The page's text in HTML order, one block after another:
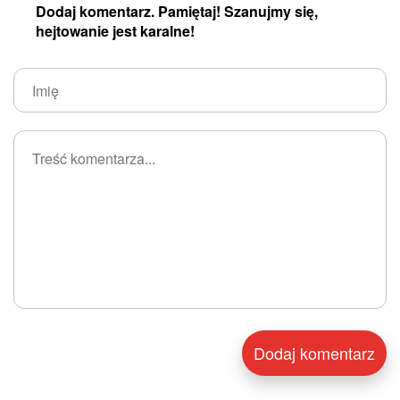
Dodaj komentarz. Pamiętaj! Szanujmy się,
hejtowanie jest karalne!